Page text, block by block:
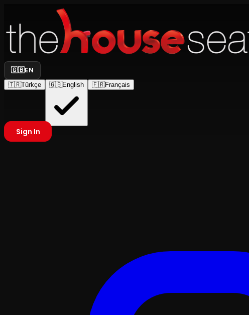
🇬🇧EN
🇹🇷Türkçe 🇬🇧English 🇫🇷Français
Sign In